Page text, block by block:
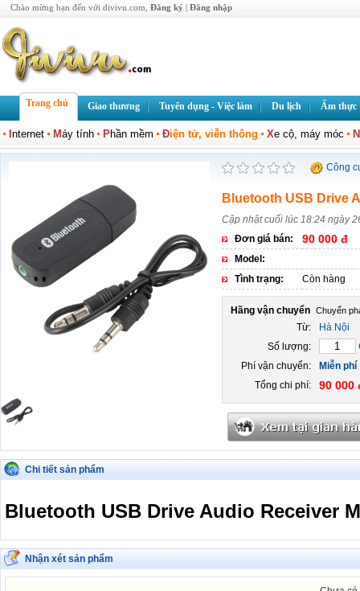
Chào mừng bạn đến với divivu.com, Đăng ký | Đăng nhập
Trang chủ Giao thương Tuyển dụng - Việc làm Du lịch Ẩm thực
nternet Máy tính Phần mềm Điện tử, viễn thông Xe cộ, máy móc N
Công
Bluetooth USB Drive
Cập nhật cuối lúc 18:24 ngày
Đơn giá bán:
90 000 đ
Model:
Tình trạng:
Còn hàng
Hãng vận chuyển
Từ:
Hà Nội
Số lượng:
Phí vận chuyển:
Miễn phí
Tổng chi phí:
90 000
Chi tiết sản phẩm
Bluetooth USB Drive Audio Receiver
Nhận xét sản phẩm